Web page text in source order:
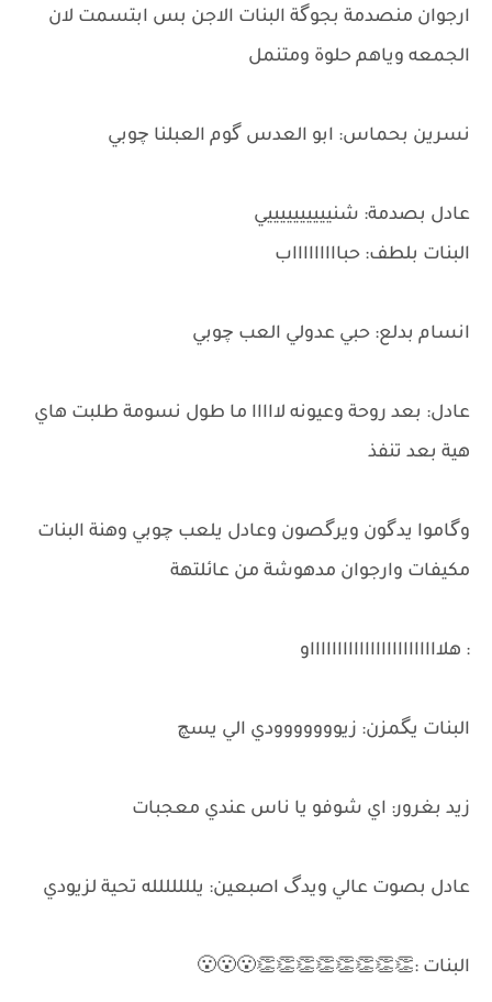
ارجوان منصدمة بجوگة البنات الاجن بس ابتسمت لان
الجمعه وياهم حلوة ومتنمل
نسرين بحماس: ابو العدس گوم العبلنا چوبي
عادل بصدمة: شنييييييييييي
البنات بلطف: حباااااااااب
انسام بدلع: حبي عدولي العب چوبي
عادل: بعد روحة وعيونه لااااا ما طول نسومة طلبت هاي
هية بعد تنفذ
وگاموا يدگون ويرگصون وعادل يلعب چوبي وهنة البنات
مكيفات وارجوان مدهوشة من عائلتهة
: هلااااااااااااااااااااااااو
البنات يگمزن: زيووووووودي الي يسچ
زيد بغرور: اي شوفو يا ناس عندي معجبات
عادل بصوت عالي ويدگ اصبعين: يللللللله تحية لزيودي
البنات :👏👏👏👏👏👏👏👏😮😮😮